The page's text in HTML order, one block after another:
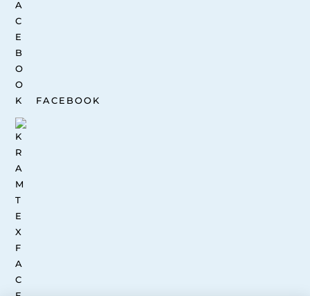
FACEBOOK